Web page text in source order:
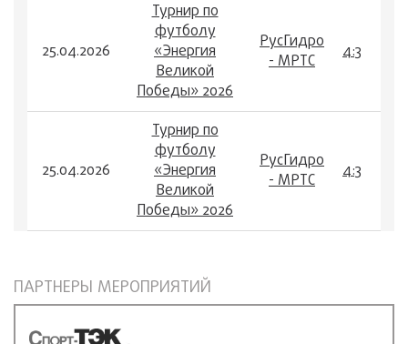
25.04.2026
Турнир по
футболу
«Энергия
Великой
Победы» 2026
РусГидро
- МРТС
4:3
25.04.2026
Турнир по
футболу
«Энергия
Великой
Победы» 2026
РусГидро
- МРТС
4:3
ПАРТНЕРЫ МЕРОПРИЯТИЙ